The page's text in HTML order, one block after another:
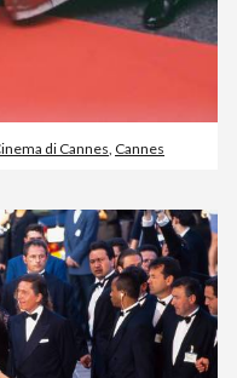
di Cannes, Cannes